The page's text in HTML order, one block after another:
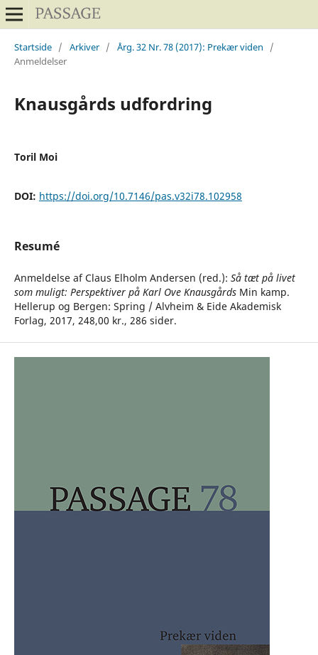
Startside / Arkiver / Årg. 32 Nr. 78 (2017): Prekær viden
/
Anmeldelser
Knausgårds udfordring
Toril Moi
DOI: https://doi.org/10.7146/pas.v32i78.102958
Resumé
Anmeldelse af Claus Elholm Andersen (red.): Så tæt på livet
som muligt: Perspektiver på Karl Ove KnausgårdsMin kamp.
Hellerup og Bergen: Spring / Alvheim & Eide Akademisk
Forlag, 2017, 248,00 kr., 286 sider.